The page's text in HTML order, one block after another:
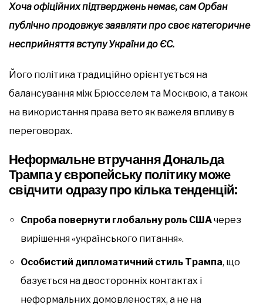
Хоча офіційних підтверджень немає, сам Орбан
публічно продовжує заявляти про своє категоричне
несприйняття вступу України до ЄС.
Його політика традиційно орієнтується на
балансування між Брюсселем та Москвою, а також
на використання права вето як важеля впливу в
переговорах.
Неформальне втручання Дональда
Трампа у європейську політику може
свідчити одразу про кілька тенденцій:
Спроба повернути глобальну роль СШАчерез
вирішення «українського питання».
Особистий дипломатичний стиль Трампа, що
базується на двосторонніх контактах і
неформальних домовленостях, а не на